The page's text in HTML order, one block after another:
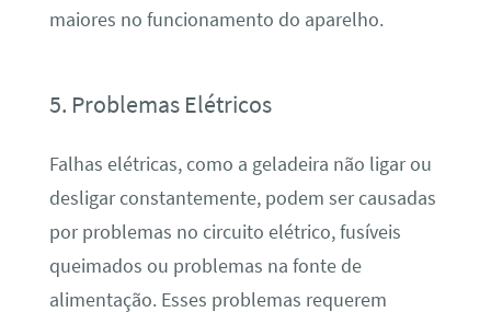
maiores no funcionamento do aparelho.
5. Problemas Elétricos
Falhas elétricas, como a geladeira não ligar ou
desligar constantemente, podem ser causadas
por problemas no circuito elétrico, fusíveis
queimados ou problemas na fonte de
alimentação. Esses problemas requerem